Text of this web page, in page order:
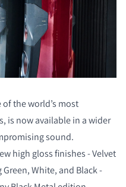
of the world’s most
is now available in a wider
sound.
high gloss finishes - Velvet
Green, White, and Black -